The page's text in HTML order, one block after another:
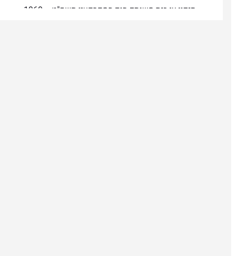
תיקון צו בית משותף חוק המקרקעין תשכ"ט – 1969